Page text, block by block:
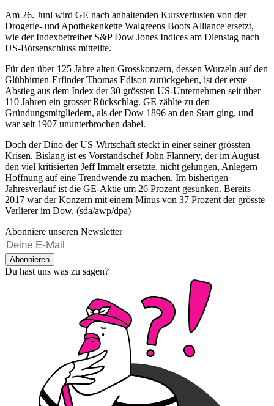
Am 26. Juni wird GE nach anhaltenden Kursverlusten von der
Drogerie- und Apothekenkette Walgreens Boots Alliance ersetzt,
wie der Indexbetreiber S&P Dow Jones Indices am Dienstag nach
US-Börsenschluss mitteilte.
Für den über 125 Jahre alten Grosskonzern, dessen Wurzeln auf den
Glühbirnen-Erfinder Thomas Edison zurückgehen, ist der erste
Abstieg aus dem Index der 30 grössten US-Unternehmen seit über
110 Jahren ein grosser Rückschlag. GE zählte zu den
Gründungsmitgliedern, als der Dow 1896 an den Start ging, und
war seit 1907 ununterbrochen dabei.
Doch der Dino der US-Wirtschaft steckt in einer seiner grössten
Krisen. Bislang ist es Vorstandschef John Flannery, der im August
den viel kritisierten Jeff Immelt ersetzte, nicht gelungen, Anlegern
Hoffnung auf eine Trendwende zu machen. Im bisherigen
Jahresverlauf ist die GE-Aktie um 26 Prozent gesunken. Bereits
2017 war der Konzern mit einem Minus von 37 Prozent der grösste
Verlierer im Dow. (sda/awp/dpa)
Abonniere unseren Newsletter
Abonnieren
Du hast uns was zu sagen?